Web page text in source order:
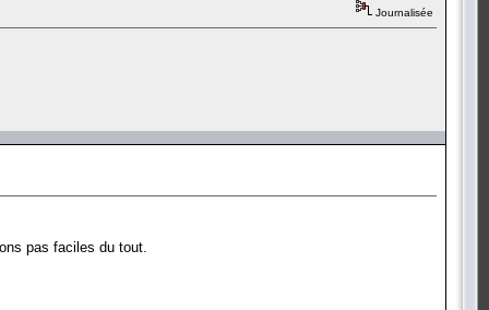
Journalisée
pas faciles du tout.